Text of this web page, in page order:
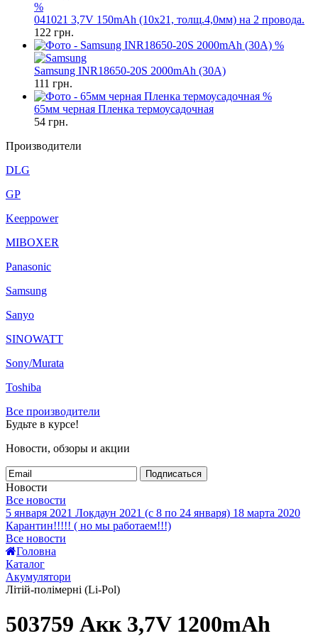
%
041021 3,7V 150mAh (10x21, толщ.4,0мм) на 2 провода.
122 грн.
%
Samsung INR18650-20S 2000mAh (30A)
111 грн.
%
65мм черная Пленка термоусадочная
54 грн.
Производители
DLG
GP
Keeppower
MIBOXER
Panasonic
Samsung
Sanyo
SINOWATT
Sony/Murata
Toshiba
Все производители
Будьте в курсе!
Новости, обзоры и акции
Подписаться
Новости
Все новости
5 января 2021 Локдаун 2021 (с 8 по 24 января) 18 марта 2020
Карантин!!!!! ( но мы работаем!!!)
Все новости
Головна
Каталог
Акумулятори
Літій-полімерні (Li-Pol)
503759 Акк 3,7V 1200mAh